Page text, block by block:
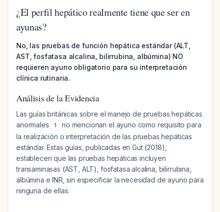
¿El perfil hepático realmente tiene que ser en
ayunas?
No, las pruebas de función hepática estándar (ALT,
AST, fosfatasa alcalina, bilirrubina, albúmina) NO
requieren ayuno obligatorio para su interpretación
clínica rutinaria.
Análisis de la Evidencia
Las guías británicas sobre el manejo de pruebas hepáticas
anormales
1
no mencionan el ayuno como requisito para
la realización o interpretación de las pruebas hepáticas
estándar. Estas guías, publicadas enGut(2018),
establecen que las pruebas hepáticas incluyen
transaminasas (AST, ALT), fosfatasa alcalina, bilirrubina,
albúmina e INR, sin especificar la necesidad de ayuno para
ninguna de ellas.